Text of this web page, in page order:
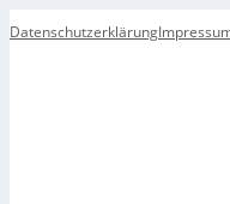
Datenschutzerklärung